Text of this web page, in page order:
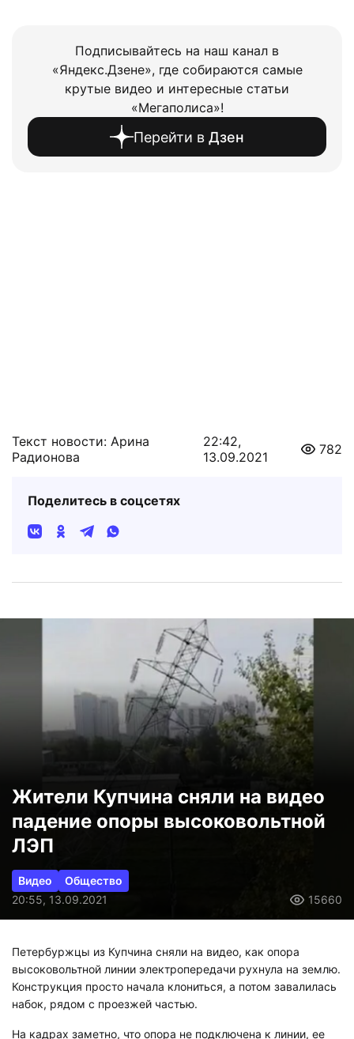
Подписывайтесь на наш канал в
«Яндекс.Дзене», где собираются самые
крутые видео и интересные статьи
«Мегаполиса»!
Перейти в Дзен
Текст новости: Арина
Радионова
22:42,
13.09.2021
782
Поделитесь в соцсетях
Жители Купчина сняли на видео
падение опоры высоковольтной
ЛЭП
Видео
Общество
20:55, 13.09.2021
15660
Петербуржцы из Купчина сняли на видео, как опора
высоковольтной линии электропередачи рухнула на землю.
Конструкция просто начала клониться, а потом завалилась
набок, рядом с проезжей частью.
На кадрах заметно, что опора не подключена к линии, ее